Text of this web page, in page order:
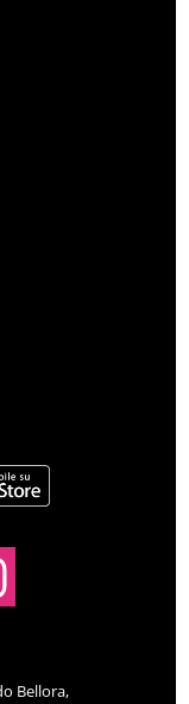
Bellora,